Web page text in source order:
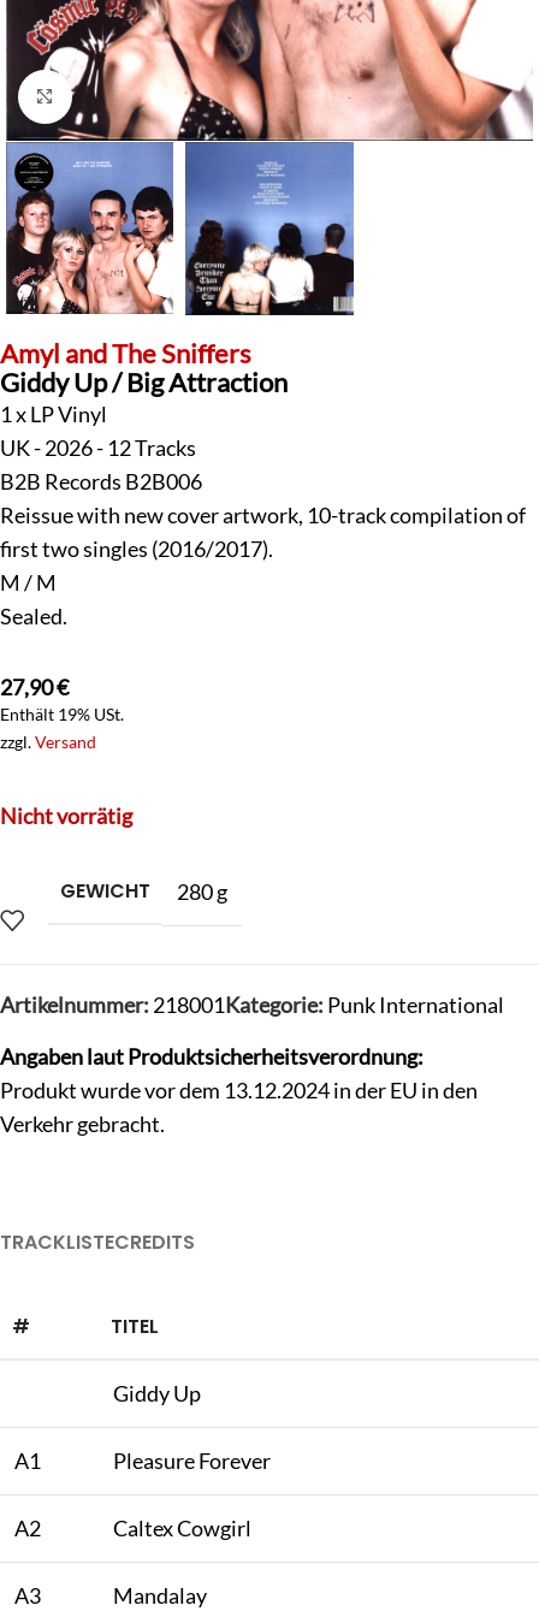
Klick zum Vergrößern
Amyl and The Sniffers
Giddy Up / Big Attraction
1 x LP Vinyl
UK - 2026 - 12 Tracks
B2B Records B2B006
Reissue with new cover artwork, 10-track compilation of
first two singles (2016/2017).
M / M
Sealed.
27,90€
Enthält 19% USt.
zzgl.Versand
Nicht vorrätig
GEWICHT 280 g
Artikelnummer: 218001Kategorie: Punk International
Angaben laut Produktsicherheitsverordnung:
Produkt wurde vor dem 13.12.2024 in der EU in den
Verkehr gebracht.
TRACKLISTECREDITS
# TITEL
Giddy Up
A1 Pleasure Forever
A2 Caltex Cowgirl
A3 Mandalay